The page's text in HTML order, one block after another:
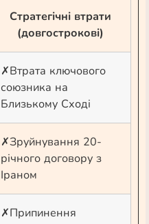
Стратегічні втрати
(довгострокові)
✗Втрата ключового
союзника на
Близькому Сході
✗Зруйнування 20-
річного договору з
Іраном
✗Припинення